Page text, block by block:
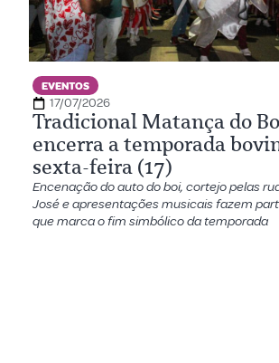
EVENTOS
17/07/2026
Tradicional Matança do
encerra a temporada
sexta-feira (17)
Encenação do auto do boi, cortejo pelas
José e apresentações musicais fazem
que marca o fim simbólico da temporada